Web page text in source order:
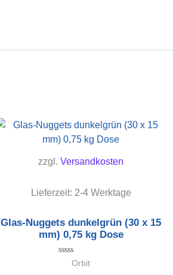
zzgl. Versandkosten
Lieferzeit: 2-4 Werktage
Glas-Nuggets dunkelgrün (30 x 15
mm) 0,75 kg Dose
Bewertet
Orbit